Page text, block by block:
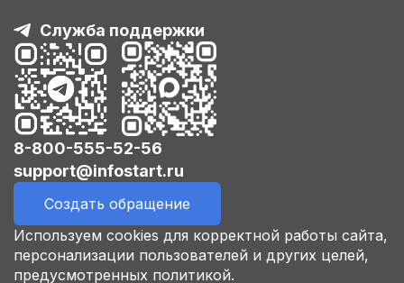
Служба поддержки
8-800-555-52-56
support@infostart.ru
Создать обращение
Используем cookies для корректной работы сайта,
персонализации пользователей и других целей,
предусмотренных политикой.